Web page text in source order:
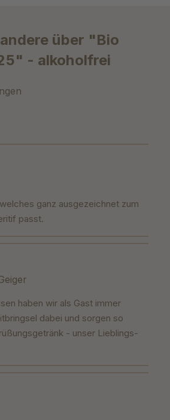
über "Bio
- alkoholfrei
von 5 von 5 Sternen
5 Sternen
ganz ausgezeichnet zum
passt.
5 Sternen
haben wir als Gast immer
dabei und sorgen so
- unser Lieblings-
5 Sternen